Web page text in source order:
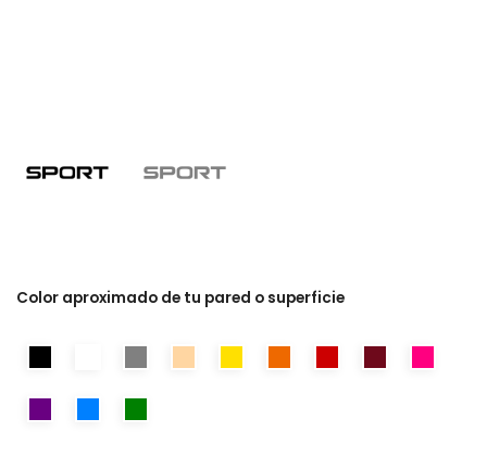
Color aproximado de tu pared o superficie